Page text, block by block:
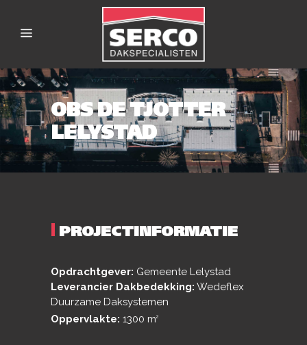
OBS DE TJOTTER
LELYSTAD
PROJECTINFORMATIE
Opdrachtgever: Gemeente Lelystad
Leverancier Dakbedekking: Wedeflex
Duurzame Daksystemen
Oppervlakte: 1300 m2